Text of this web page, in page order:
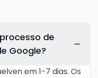
de
Google?
em 1-7 dias. Os